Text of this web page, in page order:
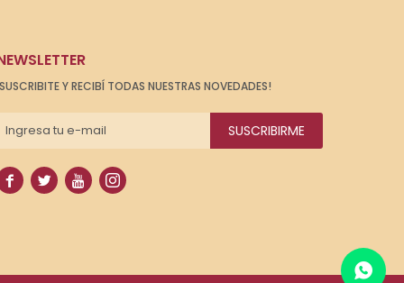
Y RECIBÍ TODAS NUESTRAS NOVEDADES!
SUSCRIBIRME
   